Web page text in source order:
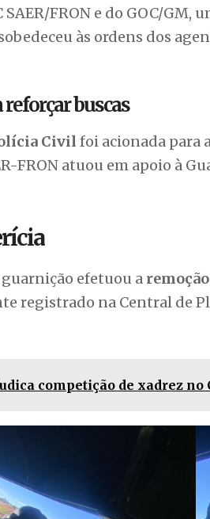
FRON e do GOC/GM,
às ordens dos
buscas
Civil foi acionada para
FRON atuou em apoio à
efetuou a
registrado na Central de
competição de xadrez no